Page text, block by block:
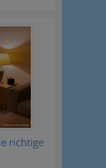
richtige